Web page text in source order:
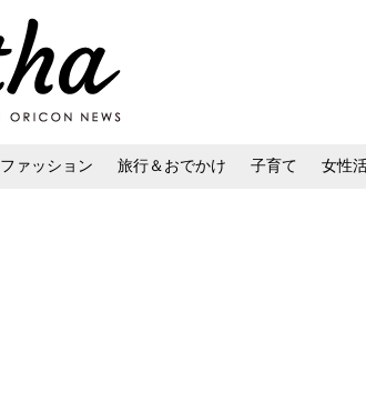
ファッション 旅行＆おでかけ 子育て 女性